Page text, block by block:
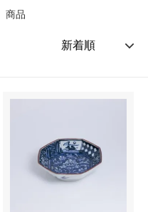
商品